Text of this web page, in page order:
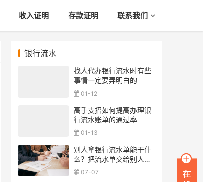
收入证明 存款证明 联系我们
银行流水
找人代办银行流水时有些
事情一定要弄明白的
01-12
高手支招如何提高办理银
行流水账单的通过率
01-13
别人拿银行流水单能干什
么？把流水单交给别人安
全吗？
07-07